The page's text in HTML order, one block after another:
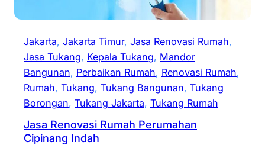
Jakarta, Jakarta Timur, Jasa Renovasi Rumah
Jasa Tukang, Kepala Tukang, Mandor
Bangunan, Perbaikan Rumah, Renovasi Rumah
Rumah, Tukang, Tukang Bangunan, Tukang
Borongan, Tukang Jakarta, Tukang Rumah
Jasa Renovasi Rumah Perumahan
Cipinang Indah